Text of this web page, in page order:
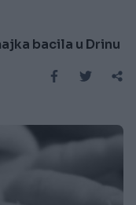
bacila u Drinu